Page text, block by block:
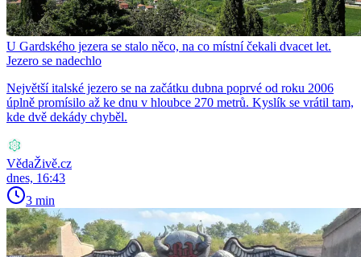
U Gardského jezera se stalo něco, na co místní čekali dvacet let.
Jezero se nadechlo
Největší italské jezero se na začátku dubna poprvé od roku 2006
úplně promísilo až ke dnu v hloubce 270 metrů. Kyslík se vrátil tam,
kde dvě dekády chyběl.
VědaŽivě.cz
dnes, 16:43
3 min